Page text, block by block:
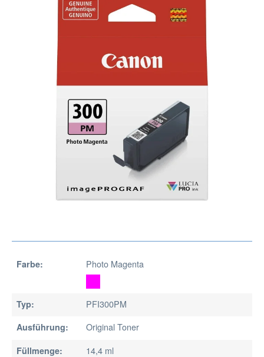
Farbe: Photo Magenta
Typ: PFI300PM
Ausführung: Original Toner
Füllmenge: 14,4 ml